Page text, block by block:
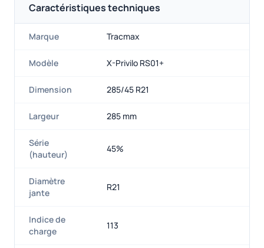
Caractéristiques techniques
Marque Tracmax
Modèle X-Privilo RS01+
Dimension 285/45 R21
Largeur 285 mm
Série
(hauteur)
45%
Diamètre
jante
R21
Indice de
charge
113